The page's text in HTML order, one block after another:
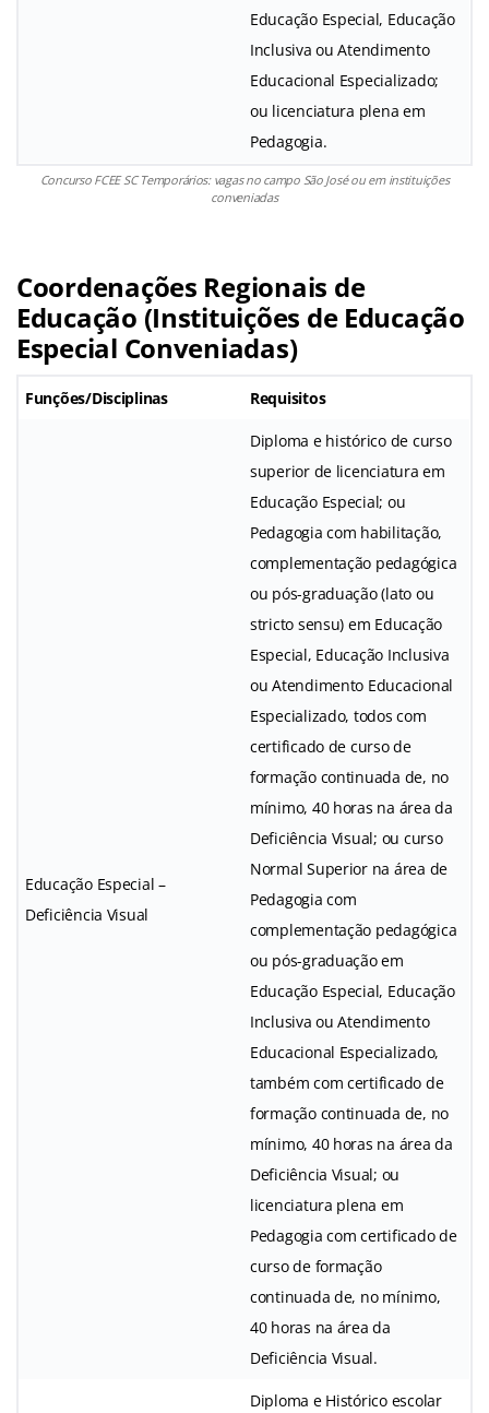
Educação Especial, Educação
Inclusiva ou Atendimento
Educacional Especializado;
ou licenciatura plena em
Pedagogia.
Concurso FCEE SC Temporários: vagas no campo São José ou em instituições
conveniadas
Coordenações Regionais de
Educação (Instituições de Educação
Especial Conveniadas)
Funções/Disciplinas Requisitos
Educação Especial –
Deficiência Visual
Diploma e histórico de curso
superior de licenciatura em
Educação Especial; ou
Pedagogia com habilitação,
complementação pedagógica
ou pós-graduação (lato ou
stricto sensu) em Educação
Especial, Educação Inclusiva
ou Atendimento Educacional
Especializado, todos com
certificado de curso de
formação continuada de, no
mínimo, 40 horas na área da
Deficiência Visual; ou curso
Normal Superior na área de
Pedagogia com
complementação pedagógica
ou pós-graduação em
Educação Especial, Educação
Inclusiva ou Atendimento
Educacional Especializado,
também com certificado de
formação continuada de, no
mínimo, 40 horas na área da
Deficiência Visual; ou
licenciatura plena em
Pedagogia com certificado de
curso de formação
continuada de, no mínimo,
40 horas na área da
Deficiência Visual.
Diploma e Histórico escolar